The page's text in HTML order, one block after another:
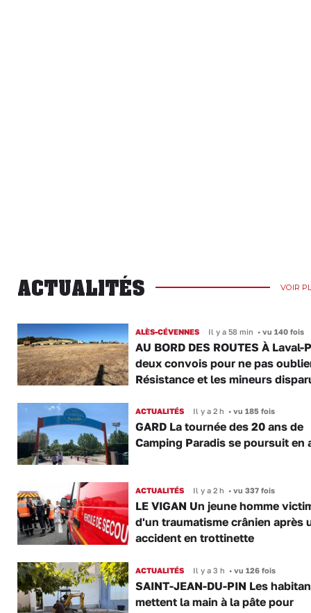
ACTUALITÉS VOIR
ALÈS-CÉVENNES Il y a 58 min •vu 140 fois
AU BORD DES ROUTES À Laval-
deux convois pour ne pas
Résistance et les mineurs
ACTUALITÉS Il y a 2 h •vu 185 fois
GARD La tournée des 20 ans de
Camping Paradis se poursuit en
ACTUALITÉS Il y a 2 h •vu 337 fois
LE VIGAN Un jeune homme
d'un traumatisme crânien après
accident en trottinette
ACTUALITÉS Il y a 3 h •vu 126 fois
SAINT-JEAN-DU-PIN Les
mettent la main à la pâte pour